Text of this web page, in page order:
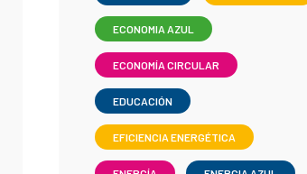
ECONOMIA AZUL
ECONOMÍA CIRCULAR
EDUCACIÓN
EFICIENCIA ENERGÉTICA